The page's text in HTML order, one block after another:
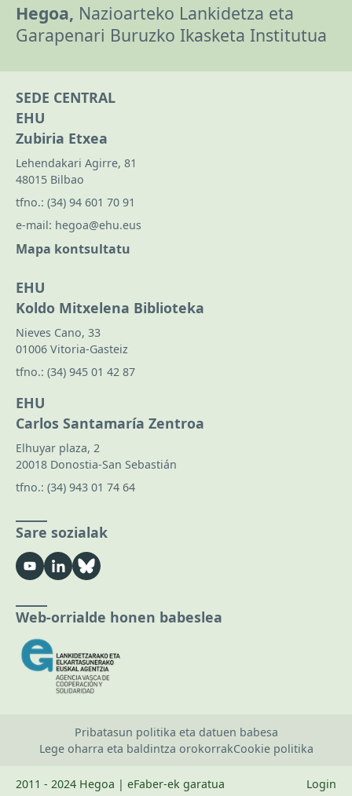
Hegoa, Nazioarteko Lankidetza eta
Garapenari Buruzko Ikasketa Institutua
SEDE CENTRAL
EHU
Zubiria Etxea
Lehendakari Agirre, 81
48015 Bilbao
tfno.: (34) 94 601 70 91
e-mail: hegoa@ehu.eus
Mapa kontsultatu
EHU
Koldo Mitxelena Biblioteka
Nieves Cano, 33
01006 Vitoria-Gasteiz
tfno.: (34) 945 01 42 87
EHU
Carlos Santamaría Zentroa
Elhuyar plaza, 2
20018 Donostia-San Sebastián
tfno.: (34) 943 01 74 64
Sare sozialak
Web-orrialde honen babeslea
Pribatasun politika eta datuen babesa
Lege oharra eta baldintza orokorrakCookie politika
2011 - 2024 Hegoa | eFaber-ek garatua Login